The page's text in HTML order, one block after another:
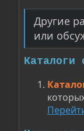
Другие
или
Каталоги